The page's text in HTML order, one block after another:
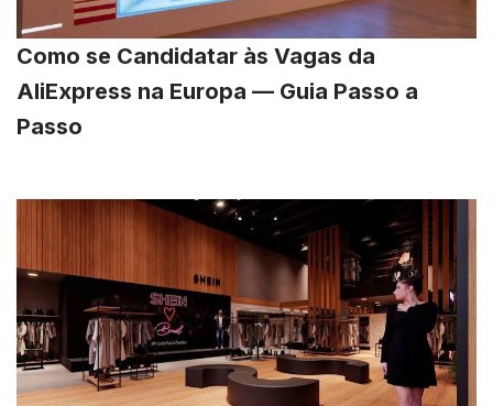
Como se Candidatar às Vagas da
AliExpress na Europa — Guia Passo a
Passo